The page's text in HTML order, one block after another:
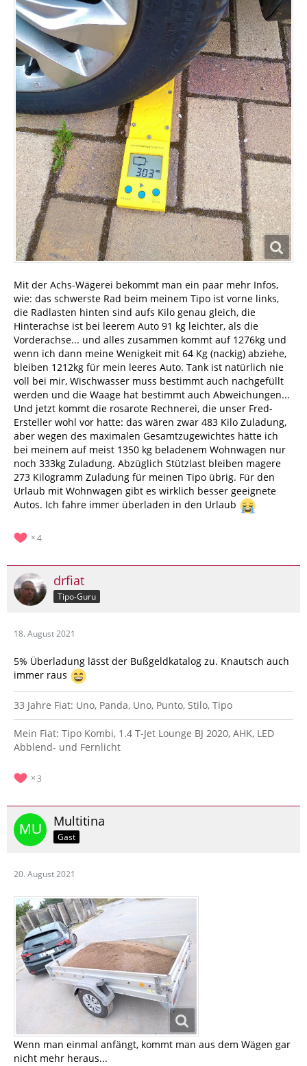
Mit der Achs-Wägerei bekommt man ein paar mehr Infos,
wie: das schwerste Rad beim meinem Tipo ist vorne links,
die Radlasten hinten sind aufs Kilo genau gleich, die
Hinterachse ist bei leerem Auto 91 kg leichter, als die
Vorderachse... und alles zusammen kommt auf 1276kg und
wenn ich dann meine Wenigkeit mit 64 Kg (nackig) abziehe,
bleiben 1212kg für mein leeres Auto. Tank ist natürlich nie
voll bei mir, Wischwasser muss bestimmt auch nachgefüllt
werden und die Waage hat bestimmt auch Abweichungen...
Und jetzt kommt die rosarote Rechnerei, die unser Fred-
Ersteller wohl vor hatte: das wären zwar 483 Kilo Zuladung,
aber wegen des maximalen Gesamtzugewichtes hätte ich
bei meinem auf meist 1350 kg beladenem Wohnwagen nur
noch 333kg Zuladung. Abzüglich Stützlast bleiben magere
273 Kilogramm Zuladung für meinen Tipo übrig. Für den
Urlaub mit Wohnwagen gibt es wirklich besser geeignete
Autos. Ich fahre immer überladen in den Urlaub
4
drfiat
Tipo-Guru
18. August 2021
5% Überladung lässt der Bußgeldkatalog zu. Knautsch auch
immer raus
33 Jahre Fiat: Uno, Panda, Uno, Punto, Stilo, Tipo
Mein Fiat: Tipo Kombi, 1.4 T-Jet Lounge BJ 2020, AHK, LED
Abblend- und Fernlicht
3
Multitina
Gast
20. August 2021
Wenn man einmal anfängt, kommt man aus dem Wägen gar
nicht mehr heraus...